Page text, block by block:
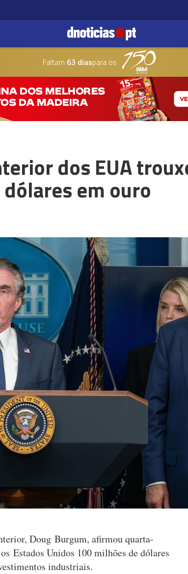
Faltam 63 diaspara os
dos EUA
em ouro
Doug Burgum, afirmou quarta-
Estados Unidos 100 milhões de dólares
industriais.